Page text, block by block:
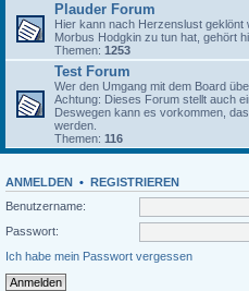
Plauder Forum
Hier kann nach Herzenslust geklönt
Morbus Hodgkin zu tun hat, gehört
Themen: 1253
Test Forum
Wer den Umgang mit dem Board
Achtung: Dieses Forum stellt auch
Deswegen kann es vorkommen,
werden.
Themen: 116
ANMELDEN • REGISTRIEREN
Benutzername:
Passwort:
Ich habe mein Passwort vergessen